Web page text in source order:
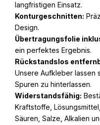
langfristigen Einsatz.
Konturgeschnitten:
Design.
Übertragungsfolie
ein perfektes Ergebnis.
Rückstandslos
Unsere Aufkleber lassen
Spuren zu hinterlassen.
Widerstandsfähig:
Kraftstoffe,
Säuren, Salze, Alkalien